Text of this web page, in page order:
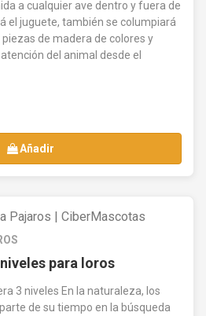
a cualquier ave dentro y fuera de
el juguete, también se columpiará
piezas de madera de colores y
del animal desde el
Añadir
para loros
3 niveles En la naturaleza, los
de su tiempo en la búsqueda